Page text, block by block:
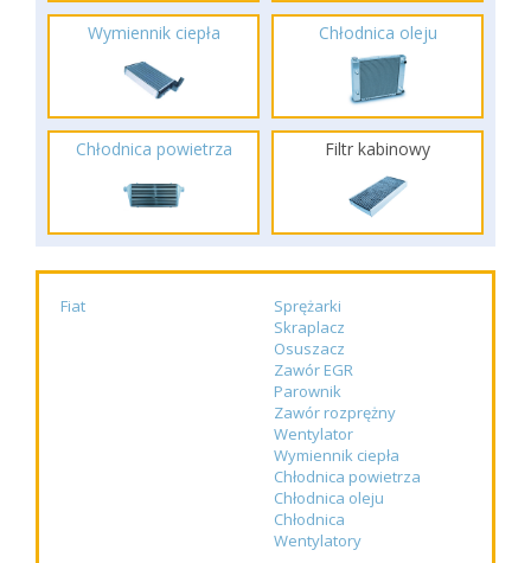
Wymiennik ciepła Chłodnica oleju
Chłodnica powietrza Filtr kabinowy
Fiat
Sprężarki
Skraplacz
Osuszacz
Zawór EGR
Parownik
Zawór rozprężny
Wentylator
Wymiennik ciepła
Chłodnica powietrza
Chłodnica oleju
Chłodnica
Wentylatory